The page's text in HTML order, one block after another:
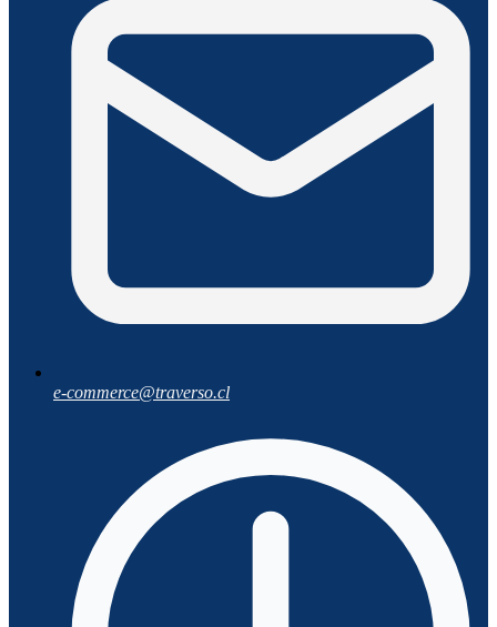
e-commerce@traverso.cl